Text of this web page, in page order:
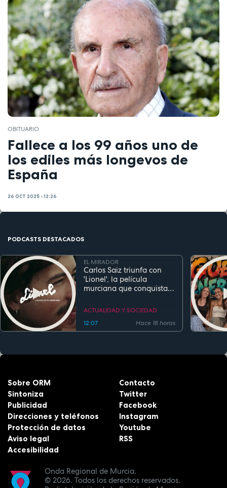
OBITUARIO
Fallece a los 99 años uno de
los ediles más longevos de
España
26 OCT 2025 - 12:26
PODCASTS DESTACADOS
EL MIRADOR
Carlos Saiz triunfa con
'Lionel', la película
murciana que conquista
estreno
ACTUALIDAD Y SOCIEDAD
12:07
Hace 18 horas
Onda Regional de Murcia.
© 2026. Todos los derechos reservados.
Sobre ORM
Sintoniza
Publicidad
Direcciones y teléfonos
Protección de datos
Aviso legal
Accesibilidad
Contacto
Twitter
Facebook
Instagram
Youtube
RSS